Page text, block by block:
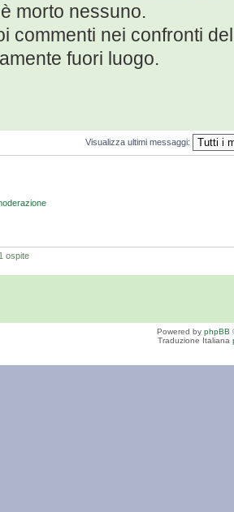
morto nessuno.
commenti nei confronti
fuori luogo.
Visualizza ultimi messaggi:
ospite
Powered by phpBB
Traduzione Italiana